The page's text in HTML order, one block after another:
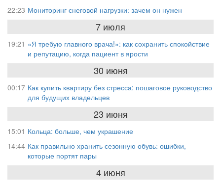
22:23 Мониторинг снеговой нагрузки: зачем он нужен
7 июля
19:21 «Я требую главного врача!»: как сохранить спокойствие
и репутацию, когда пациент в ярости
30 июня
00:17 Как купить квартиру без стресса: пошаговое руководство
для будущих владельцев
23 июня
15:01 Кольца: больше, чем украшение
14:44 Как правильно хранить сезонную обувь: ошибки,
которые портят пары
4 июня